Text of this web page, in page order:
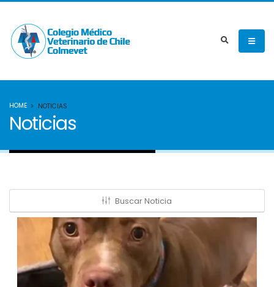
HOME NOTICIAS
Noticias
Buscar Noticia